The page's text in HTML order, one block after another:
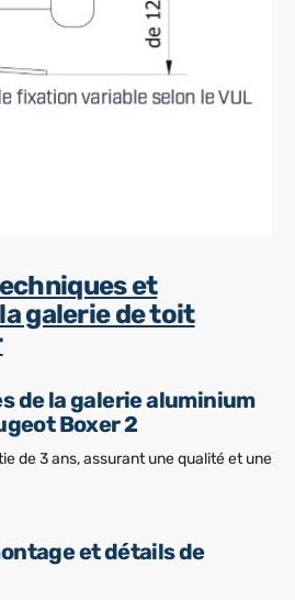
et
galerie de toit
de la galerie aluminium
Boxer 2
de 3 ans, assurant une qualité et une
et détails de